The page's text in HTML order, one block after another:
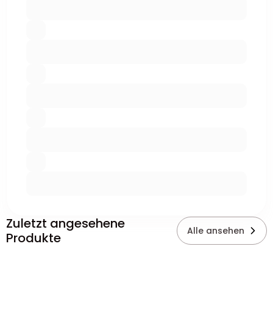
Zuletzt angesehene
Produkte
Alle ansehen